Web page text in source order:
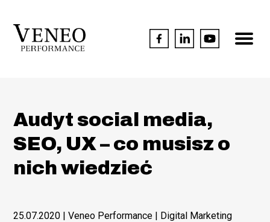
Audyt social media,
SEO, UX – co musisz o
nich wiedzieć
25.07.2020 | Veneo Performance | Digital Marketing